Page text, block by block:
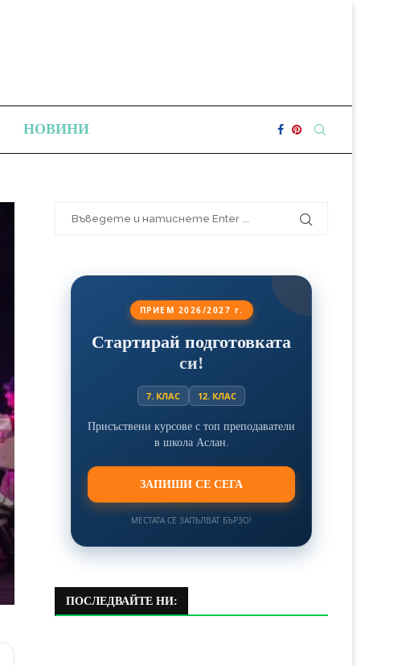
НОВИНИ
ПРИЕМ 2026/2027 г.
Стартирай подготовката
си!
7. КЛАС 12. КЛАС
Присъствени курсове с топ преподаватели
в школа Аслан.
ЗАПИШИ СЕ СЕГА
МЕСТАТА СЕ ЗАПЪЛВАТ БЪРЗО!
ПОСЛЕДВАЙТЕ НИ: